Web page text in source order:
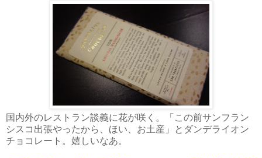
国内外のレストラン談義に花が咲く。「この前サンフラン
シスコ出張やったから、ほい、お土産」とダンデライオン
チョコレート。嬉しいなあ。